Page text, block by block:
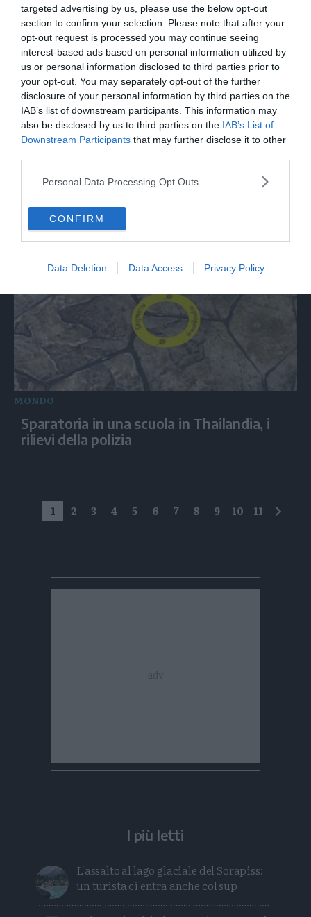
targeted advertising by us, please use the below opt-out
section to confirm your selection. Please note that after your
opt-out request is processed you may continue seeing
interest-based ads based on personal information utilized by
us or personal information disclosed to third parties prior to
your opt-out. You may separately opt-out of the further
disclosure of your personal information by third parties on the
IAB’s list of downstream participants. This information may
also be disclosed by us to third parties on the IAB’s List of
Downstream Participants that may further disclose it to other
Personal Data Processing Opt Outs
CONFIRM
Data Deletion Data Access Privacy Policy
Joni Sighvatsson: "Il cinema italiano ha
disegnato la mia visione del mondo e del
cinema"
MONDO
Sparatoria in una scuola in Thailandia, i
rilievi della polizia
1 2 3 4 5 6 7 8 9 10 11
I più letti
L'assalto al lago glaciale del Sorapiss:
un turista ci entra anche col sup